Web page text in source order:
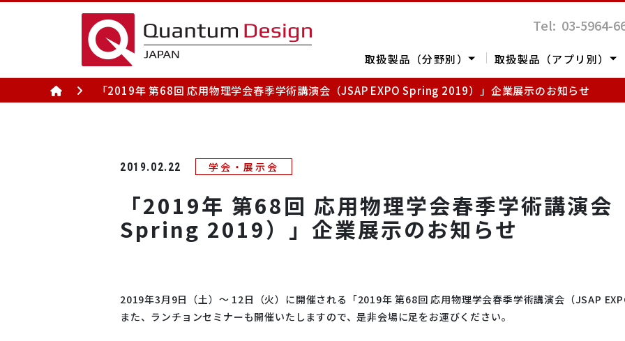
Tel: 03-5964-
取扱製品（分野別）
物性測定 表面解析
バイオテクノロジー
取扱製品（アプリ別）
半導体 ポリマー レオロジー
「2019年 第68回 応用物理学会春季学術講演会（JSAP EXPO Spring 2019）」企業展示のお知らせ
2019.02.22 学会・展示会
「2019年 第68回 応用物理学会春季学術講演会
Spring 2019）」企業展示のお知らせ
2019年3月9日（土）～ 12日（火）に開催される「2019年 第68回 応用物理学会春季学術講演会（JSAP
また、ランチョンセミナーも開催いたしますので、是非会場に足をお運びください。